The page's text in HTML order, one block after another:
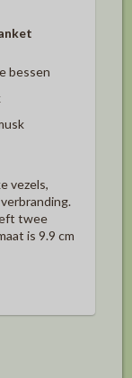
bessen
vezels,
twee
is 9.9 cm